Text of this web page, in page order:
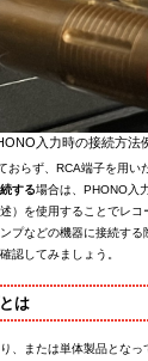
入力時の接続方法
おらず、RCA端子を用い
する場合は、PHONO入
）を使用することでレコ
プなどの機器に接続する
認してみましょう。
は
、または単体製品となっ